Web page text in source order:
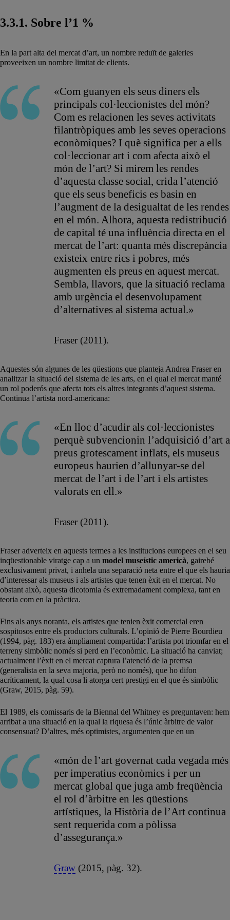
3.3.1. Sobre l’1 %
En la part alta del mercat d’art, un nombre reduït de galeries
proveeixen un nombre limitat de clients.
«Com guanyen els seus diners els
principals col·leccionistes del món?
Com es relacionen les seves activitats
filantròpiques amb les seves operacions
econòmiques? I què significa per a ells
col·leccionar art i com afecta això el
món de l’art? Si mirem les rendes
d’aquesta classe social, crida l’atenció
que els seus beneficis es basin en
l’augment de la desigualtat de les rendes
en el món. Alhora, aquesta redistribució
de capital té una influència directa en el
mercat de l’art: quanta més discrepància
existeix entre rics i pobres, més
augmenten els preus en aquest mercat.
Sembla, llavors, que la situació reclama
amb urgència el desenvolupament
d’alternatives al sistema actual.»
Fraser (2011).
Aquestes són algunes de les qüestions que planteja Andrea Fraser en
analitzar la situació del sistema de les arts, en el qual el mercat manté
un rol poderós que afecta tots els altres integrants d’aquest sistema.
Continua l’artista nord-americana:
«En lloc d’acudir als col·leccionistes
perquè subvencionin l’adquisició d’art a
preus grotescament inflats, els museus
europeus haurien d’allunyar-se del
mercat de l’art i de l’art i els artistes
valorats en ell.»
Fraser (2011).
Fraser adverteix en aquests termes a les institucions europees en el seu
inqüestionable viratge cap a un model museístic americà, gairebé
exclusivament privat, i anhela una separació neta entre el que els hauria
d’interessar als museus i als artistes que tenen èxit en el mercat. No
obstant això, aquesta dicotomia és extremadament complexa, tant en
teoria com en la pràctica.
Fins als anys noranta, els artistes que tenien èxit comercial eren
sospitosos entre els productors culturals. L’opinió de Pierre Bourdieu
(1994, pàg. 183) era àmpliament compartida: l’artista pot triomfar en el
terreny simbòlic només si perd en l’econòmic. La situació ha canviat;
actualment l’èxit en el mercat captura l’atenció de la premsa
(generalista en la seva majoria, però no només), que ho difon
acríticament, la qual cosa li atorga cert prestigi en el que és simbòlic
(Graw, 2015, pàg. 59).
El 1989, els comissaris de la Biennal del Whitney es preguntaven: hem
arribat a una situació en la qual la riquesa és l’únic àrbitre de valor
consensuat? D’altres, més optimistes, argumenten que en un
«món de l’art governat cada vegada més
per imperatius econòmics i per un
mercat global que juga amb freqüència
el rol d’àrbitre en les qüestions
artístiques, la Història de l’Art continua
sent requerida com a pòlissa
d’assegurança.»
Graw (2015, pàg. 32).